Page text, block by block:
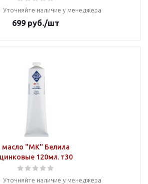
Уточняйте наличие у менеджера
699 руб./шт
масло "МК" Белила
цинковые 120мл. т30
Уточняйте наличие у менеджера